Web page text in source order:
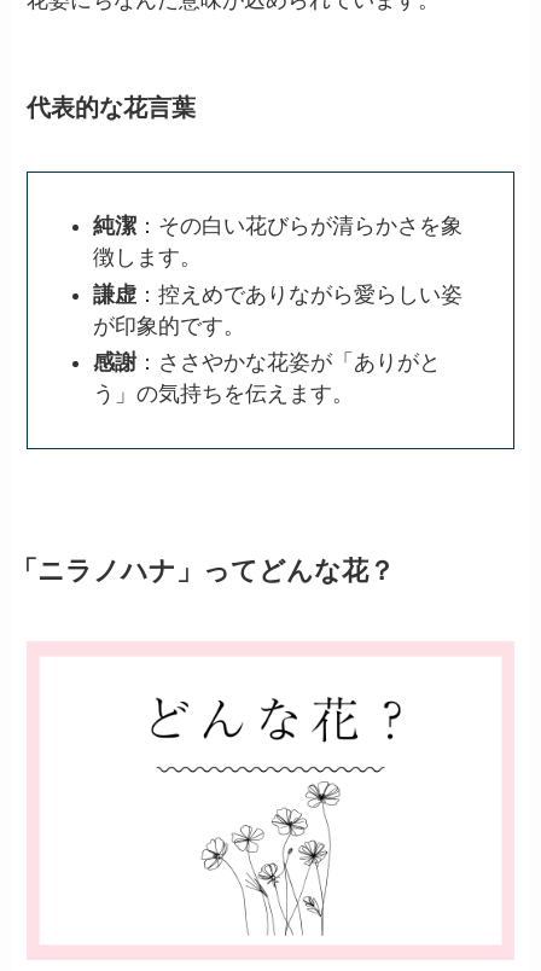
代表的な花言葉
純潔 ：その白い花びらが清らかさを象
徴します。
謙虚 ：控えめでありながら愛らしい姿
が印象的です。
感謝 ：ささやかな花姿が「ありがと
う」の気持ちを伝えます。
「ニラノハナ」ってどんな花？